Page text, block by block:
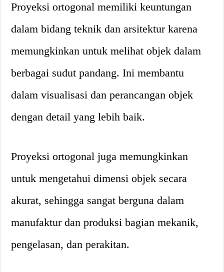
Proyeksi ortogonal memiliki keuntungan
dalam bidang teknik dan arsitektur karena
memungkinkan untuk melihat objek dalam
berbagai sudut pandang. Ini membantu
dalam visualisasi dan perancangan objek
dengan detail yang lebih baik.
Proyeksi ortogonal juga memungkinkan
untuk mengetahui dimensi objek secara
akurat, sehingga sangat berguna dalam
manufaktur dan produksi bagian mekanik,
pengelasan, dan perakitan.